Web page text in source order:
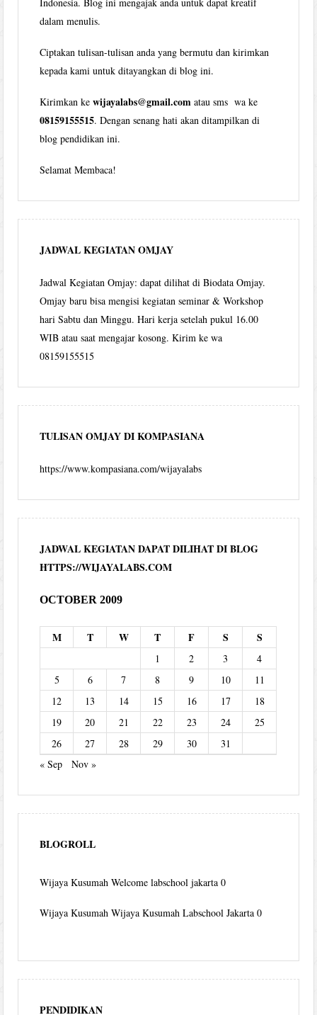
dalam menulis.
Ciptakan tulisan-tulisan anda yang bermutu dan kirimkan
kepada kami untuk ditayangkan di blog ini.
Kirimkan kewijayalabs@gmail.com atau sms wa ke
08159155515. Dengan senang hati akan ditampilkan di
blog pendidikan ini.
Selamat Membaca!
JADWAL KEGIATAN OMJAY
Jadwal Kegiatan Omjay: dapat dilihat di Biodata Omjay.
Omjay baru bisa mengisi kegiatan seminar & Workshop
hari Sabtu dan Minggu. Hari kerja setelah pukul 16.00
WIB atau saat mengajar kosong. Kirim ke wa
08159155515
TULISAN OMJAY DI KOMPASIANA
https://www.kompasiana.com/wijayalabs
JADWAL KEGIATAN DAPAT DILIHAT DI BLOG
HTTPS://WIJAYALABS.COM
OCTOBER 2009
M T W T F S S
1 2 3
4
5
6 7 8 9 10
11
12
13 14 15 16 17
18
19
20 21 22 23 24
25
26
27 28 29 30
31
« Sep
Nov »
BLOGROLL
Wijaya Kusumah Welcome labschool jakarta 0
Wijaya Kusumah Wijaya Kusumah Labschool Jakarta 0
PENDIDIKAN